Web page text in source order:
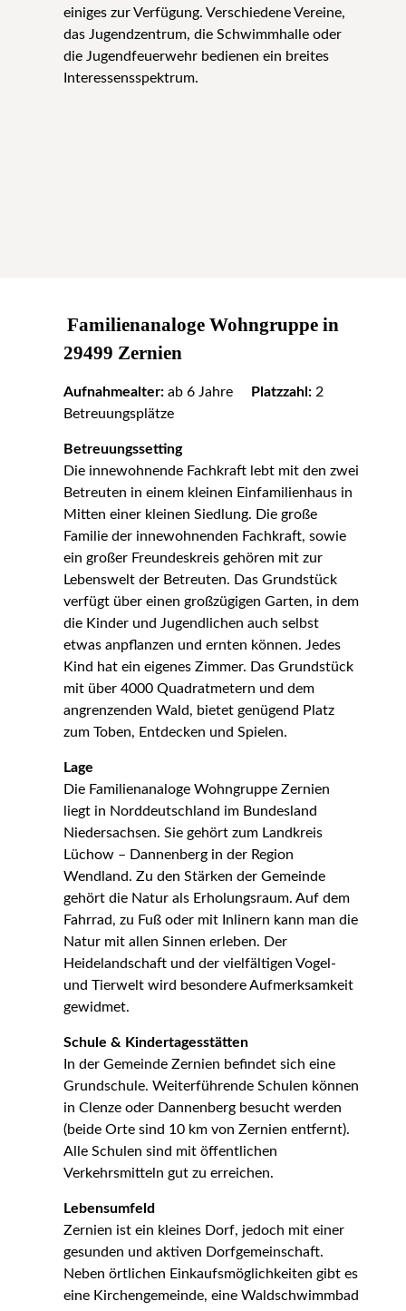
einiges zur Verfügung. Verschiedene Vereine,
das Jugendzentrum, die Schwimmhalle oder
die Jugendfeuerwehr bedienen ein breites
Interessensspektrum.
Familienanaloge Wohngruppe in
29499 Zernien
Aufnahmealter: ab 6 Jahre Platzzahl: 2
Betreuungsplätze
Betreuungssetting
Die innewohnende Fachkraft lebt mit den zwei
Betreuten in einem kleinen Einfamilienhaus in
Mitten einer kleinen Siedlung. Die große
Familie der innewohnenden Fachkraft, sowie
ein großer Freundeskreis gehören mit zur
Lebenswelt der Betreuten. Das Grundstück
verfügt über einen großzügigen Garten, in dem
die Kinder und Jugendlichen auch selbst
etwas anpflanzen und ernten können. Jedes
Kind hat ein eigenes Zimmer. Das Grundstück
mit über 4000 Quadratmetern und dem
angrenzenden Wald, bietet genügend Platz
zum Toben, Entdecken und Spielen.
Lage
Die Familienanaloge Wohngruppe Zernien
liegt in Norddeutschland im Bundesland
Niedersachsen. Sie gehört zum Landkreis
Lüchow – Dannenberg in der Region
Wendland. Zu den Stärken der Gemeinde
gehört die Natur als Erholungsraum. Auf dem
Fahrrad, zu Fuß oder mit Inlinern kann man die
Natur mit allen Sinnen erleben. Der
Heidelandschaft und der vielfältigen Vogel-
und Tierwelt wird besondere Aufmerksamkeit
gewidmet.
Schule & Kindertagesstätten
In der Gemeinde Zernien befindet sich eine
Grundschule. Weiterführende Schulen können
in Clenze oder Dannenberg besucht werden
(beide Orte sind 10 km von Zernien entfernt).
Alle Schulen sind mit öffentlichen
Verkehrsmitteln gut zu erreichen.
Lebensumfeld
Zernien ist ein kleines Dorf, jedoch mit einer
gesunden und aktiven Dorfgemeinschaft.
Neben örtlichen Einkaufsmöglichkeiten gibt es
eine Kirchengemeinde, eine Waldschwimmbad